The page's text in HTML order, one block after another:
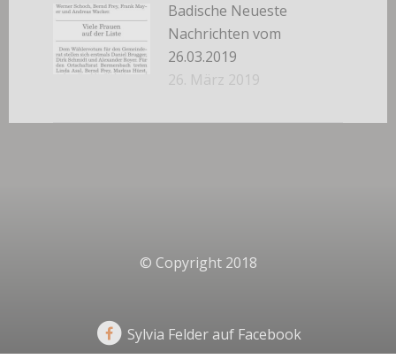
Badische Neueste
Nachrichten vom
26.03.2019
26. März 2019
© Copyright 2018
Sylvia Felder auf Facebook